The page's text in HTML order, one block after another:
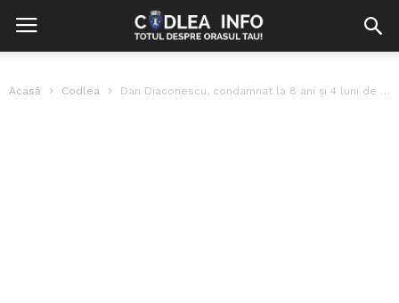
Acasă Codlea Dan Diaconescu, condamnat la 8 ani și 4 luni de închisoare în...